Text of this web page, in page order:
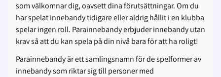
som välkomnar dig, oavsett dina förutsättningar. Om du
har spelat innebandy tidigare eller aldrig hållit i en klubba
spelar ingen roll. Parainnebandy erbjuder innebandy utan
krav så att du kan spela på din nivå bara för att ha roligt!
Parainnebandy är ett samlingsnamn för de spelformer av
innebandy som riktar sig till personer med